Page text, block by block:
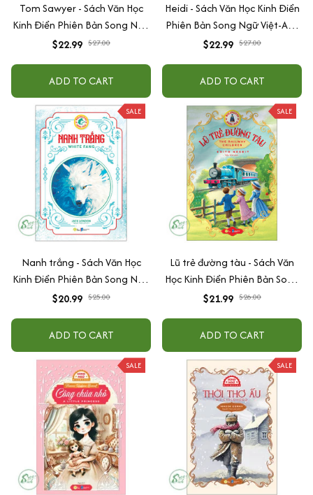
Tom Sawyer - Sách Văn Học
Kinh Điển Phiên Bản Song Ngữ
Việt-Anh (Tặng File Nghe
$22.99 $27.00
ADD TO CART
Heidi - Sách Văn Học Kinh Điển
Phiên Bản Song Ngữ Việt-Anh
(Tặng File Nghe Audio)
$22.99 $27.00
ADD TO CART
SALE
Nanh trắng - Sách Văn Học
Kinh Điển Phiên Bản Song Ngữ
Việt-Anh (Tặng File Nghe
$20.99 $25.00
ADD TO CART
SALE
Lũ trẻ đường tàu - Sách Văn
Học Kinh Điển Phiên Bản Song
Ngữ Việt-Anh (Tặng File Nghe
$21.99 $26.00
ADD TO CART
SALE SALE